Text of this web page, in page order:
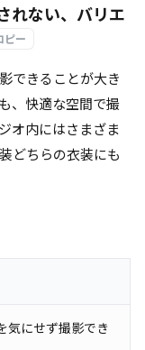
れない、バリエ
ピー
できることが大き
、快適な空間で撮
オ内にはさまざま
どちらの衣装にも
気にせず撮影でき